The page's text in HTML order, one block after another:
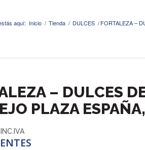
aquí: Inicio / Tienda / DULCES /FORTALEZA –
– DULCES
PLAZA